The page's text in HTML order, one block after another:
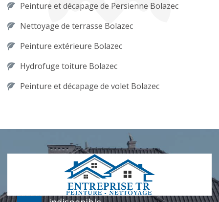
Peinture et décapage de Persienne Bolazec
Nettoyage de terrasse Bolazec
Peinture extérieure Bolazec
Hydrofuge toiture Bolazec
Peinture et décapage de volet Bolazec